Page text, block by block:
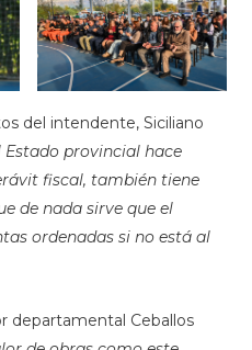
del intendente, Siciliano
Estado provincial hace
fiscal, también tiene
de nada sirve que el
ordenadas si no está al
departamental Ceballos